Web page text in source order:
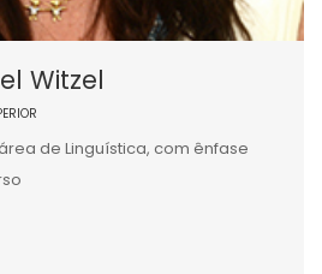
Witzel
de Linguística, com ênfase